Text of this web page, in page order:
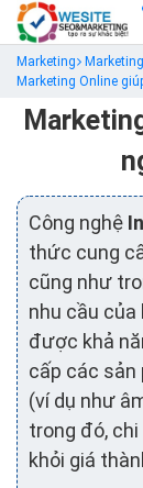
Marketing
Marketing Online
Công nghệ
thức cung
cũng như
nhu cầu
được khả
cấp các sản
(ví dụ như
trong đó,
khỏi giá